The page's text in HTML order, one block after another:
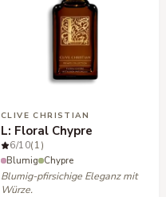
CLIVE CHRISTIAN
L: Floral Chypre
6/10(1)
Blumig Chypre
Blumig-pfirsichige Eleganz mit
Würze.